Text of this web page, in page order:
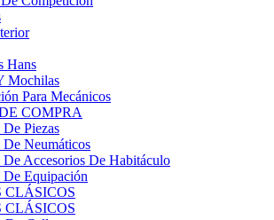
Hans
Mochilas
Para Mecánicos
COMPRA
Piezas
Neumáticos
Accesorios De Habitáculo
De Equipación
CLÁSICOS
CLÁSICOS
De Calle